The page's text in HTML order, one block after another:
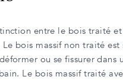
entre le bois traité
bois massif non traité
ou se fissurer
Le bois massif traité